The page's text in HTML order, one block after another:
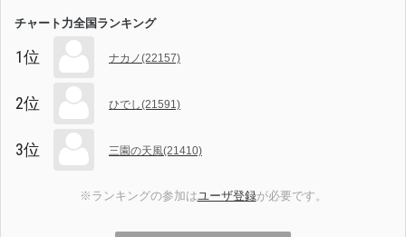
チャート力全国ランキング
1位 ナカノ(22157)
2位 ひでし(21591)
3位 三園の天風(21410)
※ランキングの参加はユーザ登録が必要です。